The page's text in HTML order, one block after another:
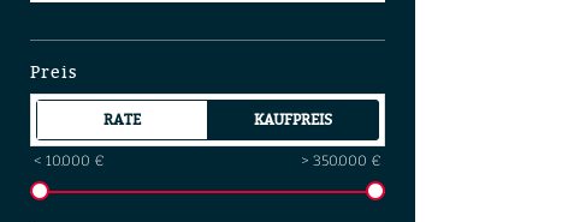
Preis
RATE KAUFPREIS
< 10.000 € > 350.000 €